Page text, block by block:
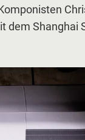
dem Shanghai